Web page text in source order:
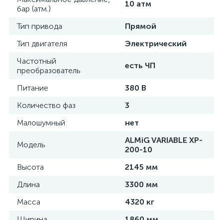
бар (атм.)
10 атм
Тип привода
Прямой
Тип двигателя
Электрический
Частотный
преобразователь
есть ЧП
Питание
380 В
Количество фаз
3
Малошумный
нет
Модель
ALMiG VARIABLE XP-
200-10
Высота
2145 мм
Длина
3300 мм
Масса
4320 кг